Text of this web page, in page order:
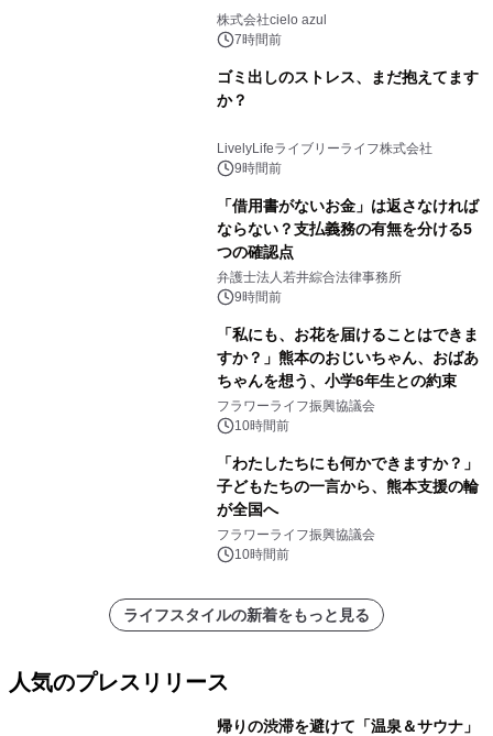
株式会社cielo azul
7時間前
ゴミ出しのストレス、まだ抱えてます
か？
LivelyLifeライブリーライフ株式会社
9時間前
「借用書がないお金」は返さなければ
ならない？支払義務の有無を分ける5
つの確認点
弁護士法人若井綜合法律事務所
9時間前
「私にも、お花を届けることはできま
すか？」熊本のおじいちゃん、おばあ
ちゃんを想う、小学6年生との約束
フラワーライフ振興協議会
10時間前
「わたしたちにも何かできますか？」
子どもたちの一言から、熊本支援の輪
が全国へ
フラワーライフ振興協議会
10時間前
ライフスタイルの新着をもっと見る
人気のプレスリリース
帰りの渋滞を避けて「温泉＆サウナ」